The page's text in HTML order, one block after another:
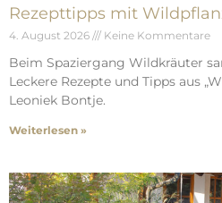
Rezepttipps mit
4. August 2026 Keine Kommentare
Beim Spaziergang Wildkräuter
Leckere Rezepte und Tipps aus
Leoniek Bontje.
Weiterlesen »